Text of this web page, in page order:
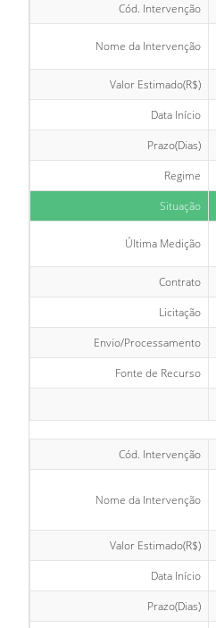
Cód. Intervenção
Nome da Intervenção
Valor Estimado(R$)
Data Início
Prazo(Dias)
Regime
Situação
Última Medição
Contrato
Licitação
Envio/Processamento
Fonte de Recurso
Cód. Intervenção
Nome da Intervenção
Valor Estimado(R$)
Data Início
Prazo(Dias)